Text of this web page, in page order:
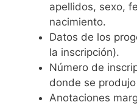
apellidos, sexo,
nacimiento.
Datos de los
la inscripción).
Número de
donde se
Anotaciones